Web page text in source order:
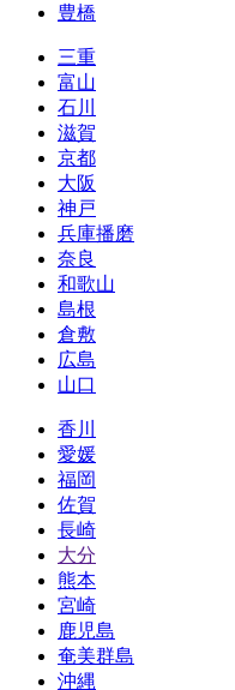
豊橋
三重
富山
石川
滋賀
京都
大阪
神戸
兵庫播磨
奈良
和歌山
島根
倉敷
広島
山口
香川
愛媛
福岡
佐賀
長崎
大分
熊本
宮崎
鹿児島
奄美群島
沖縄